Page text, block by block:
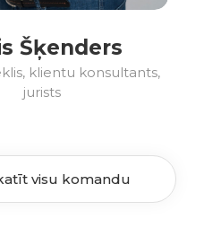
Šķenders
klientu konsultants,
jurists
visu komandu